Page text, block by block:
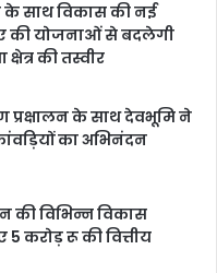
साथ विकास की नई
की योजनाओं से बदलेगी
की तस्वीर
प्रक्षालन के साथ देवभूमि ने
का अभिनंदन
की विभिन्न विकास
करोड़ रू की वित्तीय